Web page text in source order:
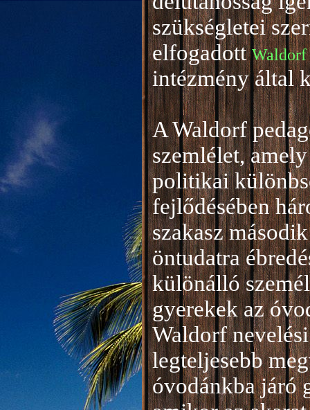
szükségletei
elfogadott Waldorf
intézmény által
A Waldorf
szemlélet,
politikai
fejlődésében
szakasz
öntudatra
különálló
gyerekek az
Waldorf
legteljesebb
óvodánkba járó